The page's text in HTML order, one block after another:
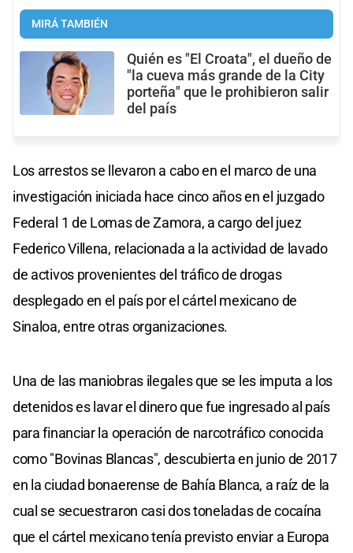
MIRÁ TAMBIÉN
Quién es "El Croata", el dueño de
"la cueva más grande de la City
porteña" que le prohibieron salir
del país
Los arrestos se llevaron a cabo en el marco de una
investigación iniciada hace cinco años en el juzgado
Federal 1 de Lomas de Zamora, a cargo del juez
Federico Villena, relacionada a la actividad de lavado
de activos provenientes del tráfico de drogas
desplegado en el país por el cártel mexicano de
Sinaloa, entre otras organizaciones.
Una de las maniobras ilegales que se les imputa a los
detenidos es lavar el dinero que fue ingresado al país
para financiar la operación de narcotráfico conocida
como "Bovinas Blancas", descubierta en junio de 2017
en la ciudad bonaerense de Bahía Blanca, a raíz de la
cual se secuestraron casi dos toneladas de cocaína
que el cártel mexicano tenía previsto enviar a Europa